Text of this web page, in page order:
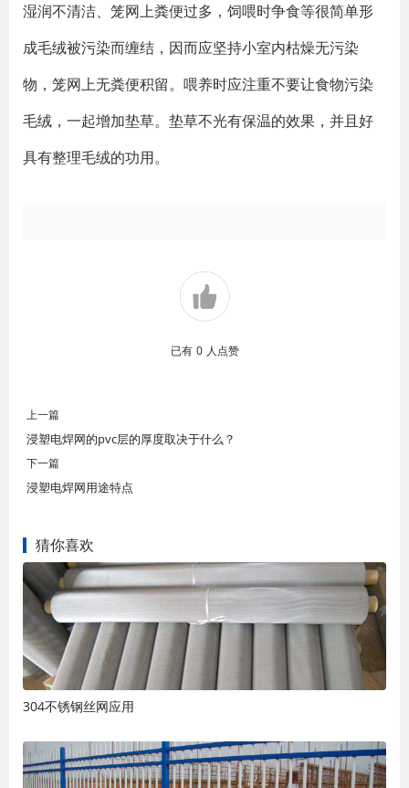
湿润不清洁、笼网上粪便过多，饲喂时争食等很简单形
成毛绒被污染而缠结，因而应坚持小室内枯燥无污染
物，笼网上无粪便积留。喂养时应注重不要让食物污染
毛绒，一起增加垫草。垫草不光有保温的效果，并且好
具有整理毛绒的功用。
已有 0 人点赞
上一篇
浸塑电焊网的pvc层的厚度取决于什么？
下一篇
浸塑电焊网用途特点
猜你喜欢
304不锈钢丝网应用